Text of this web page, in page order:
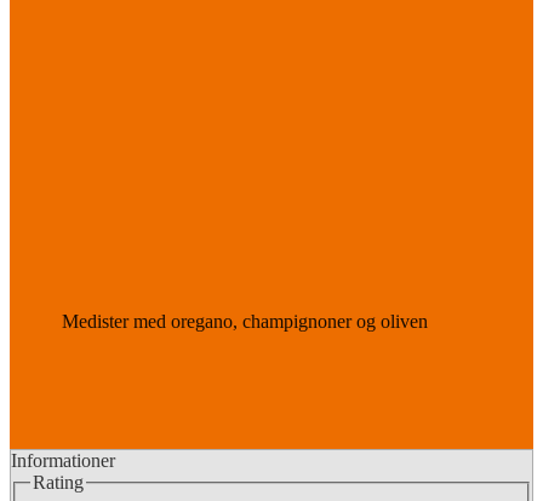
Medister med oregano, champignoner og oliven
Informationer
Rating